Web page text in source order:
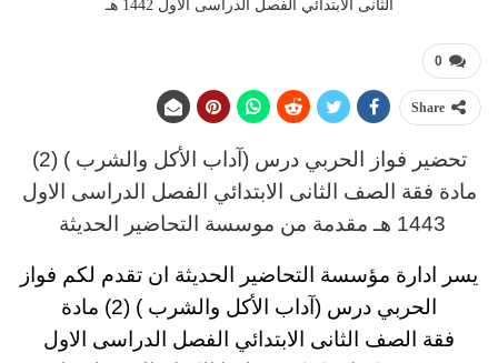
الثانى الابتدائي الفصل الدراسى الاول 1442 هـ
0
Share
تحضير فواز الحربي درس (آداب الأكل والشرب ) (2)
مادة فقة الصف الثانى الابتدائي الفصل الدراسى الاول
1443 هـ
مقدمة من موسسة التحاضير الحديثة
يسر ادارة مؤسسة التحاضير الحديثة ان تقدم لكم فواز
الحربي درس (آداب الأكل والشرب ) (2) مادة
فقة الصف الثانى الابتدائي الفصل الدراسى الاول